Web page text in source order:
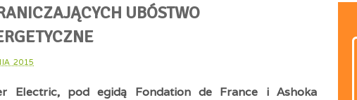
UBÓSTWO
2015
Electric, pod egidą Fondation de France i Ashoka